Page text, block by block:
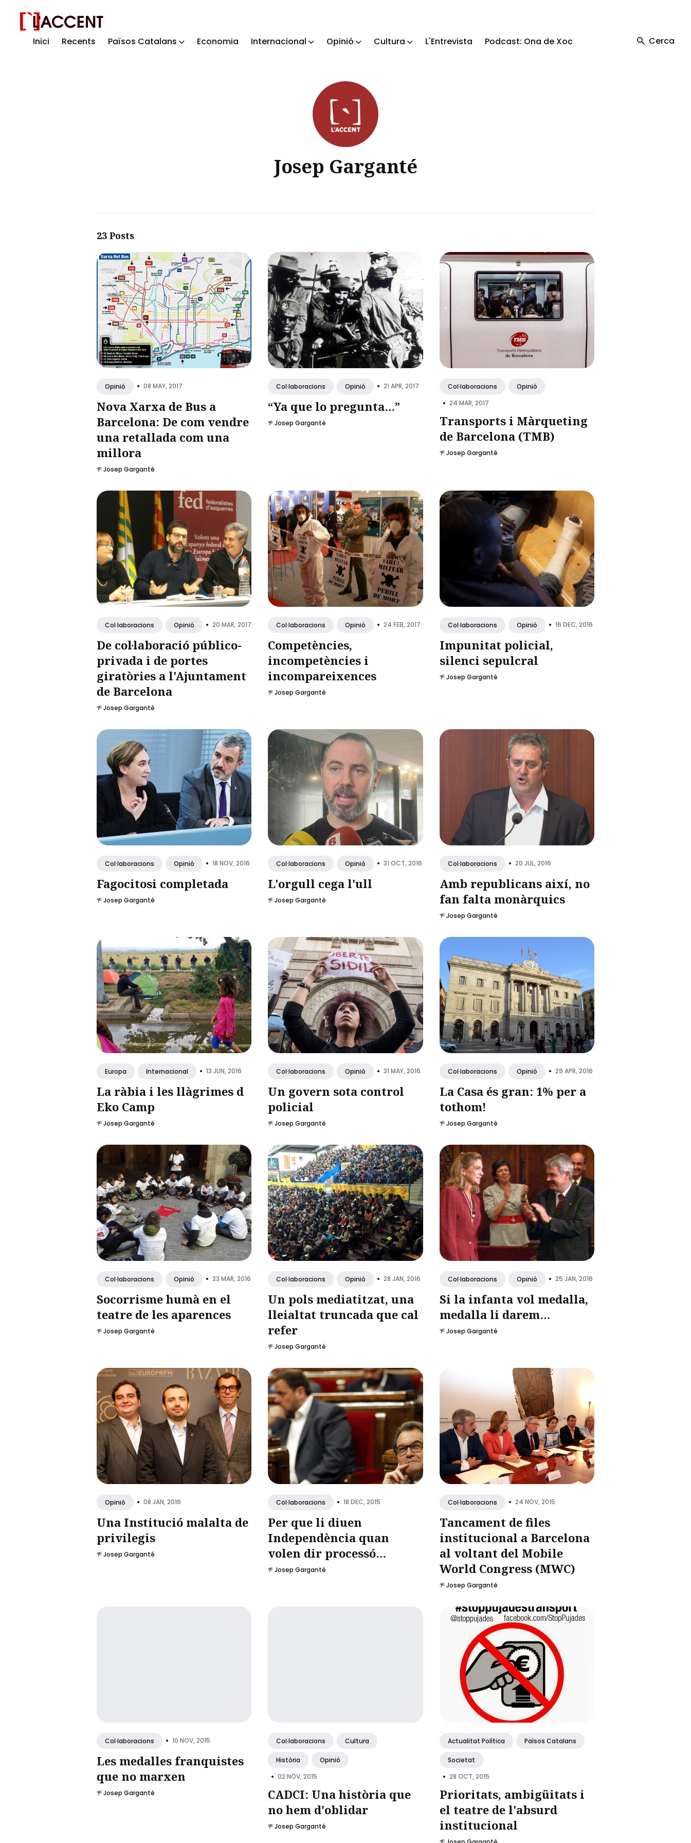
Inici Recents Països Catalans Economia Internacional Opinió Cultura L'Entrevista Podcast: Ona de Xoc Cerca
Josep Garganté
23 Posts
Opinió • 08 MAY, 2017
Nova Xarxa de Bus a
Barcelona: De com vendre
una retallada com una
millora
Josep Garganté
Col·laboracions Opinió • 21 APR, 2017
“Ya que lo pregunta…”
Josep Garganté
Col·laboracions Opinió
• 24 MAR, 2017
Transports i Màrqueting
de Barcelona (TMB)
Josep Garganté
Col·laboracions Opinió • 20 MAR, 2017
De col·laboració público-
privada i de portes
giratòries a l'Ajuntament
de Barcelona
Josep Garganté
Col·laboracions Opinió • 24 FEB, 2017
Competències,
incompetències i
incompareixences
Josep Garganté
Col·laboracions Opinió • 16 DEC, 2016
Impunitat policial,
silenci sepulcral
Josep Garganté
Col·laboracions Opinió • 18 NOV, 2016
Fagocitosi completada
Josep Garganté
Col·laboracions Opinió • 31 OCT, 2016
L'orgull cega l'ull
Josep Garganté
Col·laboracions • 20 JUL, 2016
Amb republicans així, no
fan falta monàrquics
Josep Garganté
Europa Internacional • 13 JUN, 2016
La ràbia i les llàgrimes d
Eko Camp
Josep Garganté
Col·laboracions Opinió • 31 MAY, 2016
Un govern sota control
policial
Josep Garganté
Col·laboracions Opinió • 29 APR, 2016
La Casa és gran: 1% per a
tothom!
Josep Garganté
Col·laboracions Opinió • 23 MAR, 2016
Socorrisme humà en el
teatre de les aparences
Josep Garganté
Col·laboracions Opinió • 28 JAN, 2016
Un pols mediatitzat, una
lleialtat truncada que cal
refer
Josep Garganté
Col·laboracions Opinió • 25 JAN, 2016
Si la infanta vol medalla,
medalla li darem…
Josep Garganté
Opinió • 08 JAN, 2016
Una Institució malalta de
privilegis
Josep Garganté
Col·laboracions • 18 DEC, 2015
Per que li diuen
Independència quan
volen dir processó…
Josep Garganté
Col·laboracions • 24 NOV, 2015
Tancament de files
institucional a Barcelona
al voltant del Mobile
World Congress (MWC)
Josep Garganté
Col·laboracions • 10 NOV, 2015
Les medalles franquistes
que no marxen
Josep Garganté
Col·laboracions Cultura
Història Opinió
• 02 NOV, 2015
CADCI: Una història que
no hem d'oblidar
Josep Garganté
Actualitat Política Països Catalans
Societat
• 28 OCT, 2015
Prioritats, ambigüitats i
el teatre de l'absurd
institucional